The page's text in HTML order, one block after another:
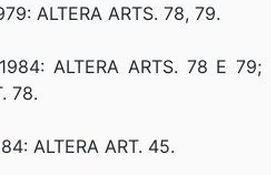
ALTERA ARTS. 78, 79.
ALTERA ARTS. 78 E 79;
78.
ALTERA ART. 45.